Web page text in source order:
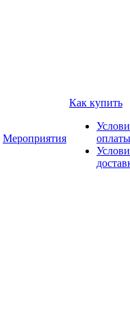
Мероприятия
Как купить
оплаты